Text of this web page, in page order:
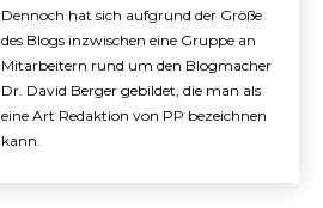
Dennoch hat sich aufgrund der Größe
des Blogs inzwischen eine Gruppe an
Mitarbeitern rund um den Blogmacher
Dr. David Berger gebildet, die man als
eine Art Redaktion von PP bezeichnen
kann.